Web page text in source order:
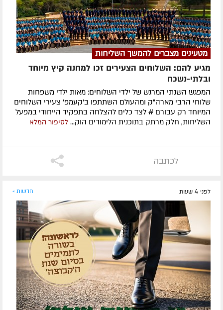
מטעינים מצברים להמשך השליחות
מגיע להם: השלוחים הצעירים זכו למחנה קיץ מיוחד
ובלתי-נשכח
המפגש השנתי המרגש של ילדי השלוחים: מאות ילדי משפחות
שלוחי הרבי מארה"ק ומהעולם השתתפו ב'קעמפ' צעירי השלוחים
המיוחד רק עבורם # לצד כלים להצלחה בתפקיד הייחודי במפעל
השליחות, חלק מרתק בתוכנית הלימודים הוק... לסיפור המלא
לכתבה
לפני 4 שעות חדשות »